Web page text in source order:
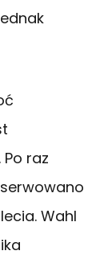
raz
Wahl